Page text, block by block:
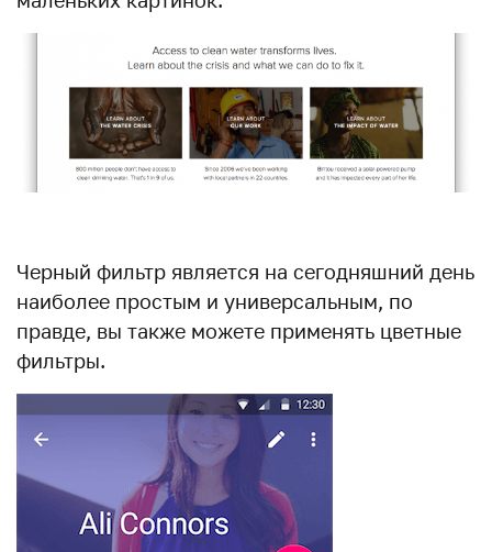
Черный фильтр является на сегодняшний день
наиболее простым и универсальным, по
правде, вы также можете применять цветные
фильтры.